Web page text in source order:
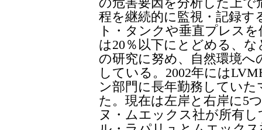
程を継続的に監視・記録
ト・タンクや垂直プレス
は20％以下にとどめる、
の研究に努め、自然環境
している。2002年には
ン部門に長年勤務してい
た。現在は左岸と右岸に5
ヌ・ムエックス社が所有